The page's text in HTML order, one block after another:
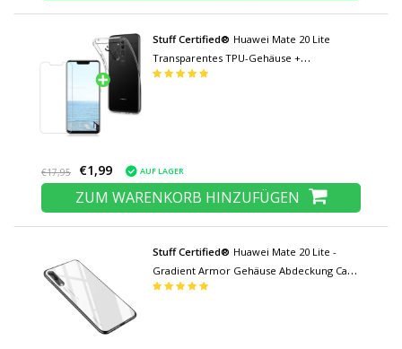
Stuff Certified® Huawei Mate 20 Lite
Transparentes TPU-Gehäuse +
Displayschutzfolie aus gehärtetem Glas
€17,95 €1,99 AUF LAGER
ZUM WARENKORB HINZUFÜGEN
Stuff Certified® Huawei Mate 20 Lite -
Gradient Armor Gehäuse Abdeckung Cas
TPU Gehäuse Weiß